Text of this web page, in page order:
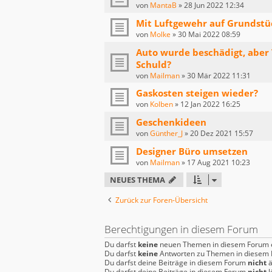
von MantaB »28 Jun 2022 12:34
Mit Luftgewehr auf
von Molke »30 Mai 2022 08:59
Auto wurde beschädigt,
Schuld?
von Mailman»30 Mär 2022 11:31
Gaskosten steigen wieder?
von Kolben» 12 Jan 2022 16:25
Geschenkideen
vonGünther_J»20 Dez 2021 15:57
Designer Büro umsetzen
von Mailman» 17 Aug 2021 10:23
NEUES THEMA
Zurück zur Foren-Übersicht
Berechtigungen in diesem Forum
Du darfst keine neuen Themen in diesem Forum
Du darfst keineAntworten zu Themen in diesem
Du darfst deine Beiträge in diesem Forum nicht